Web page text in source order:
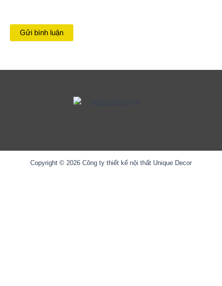
Copyright © 2026 Công ty thiết kế nội thất Unique Decor